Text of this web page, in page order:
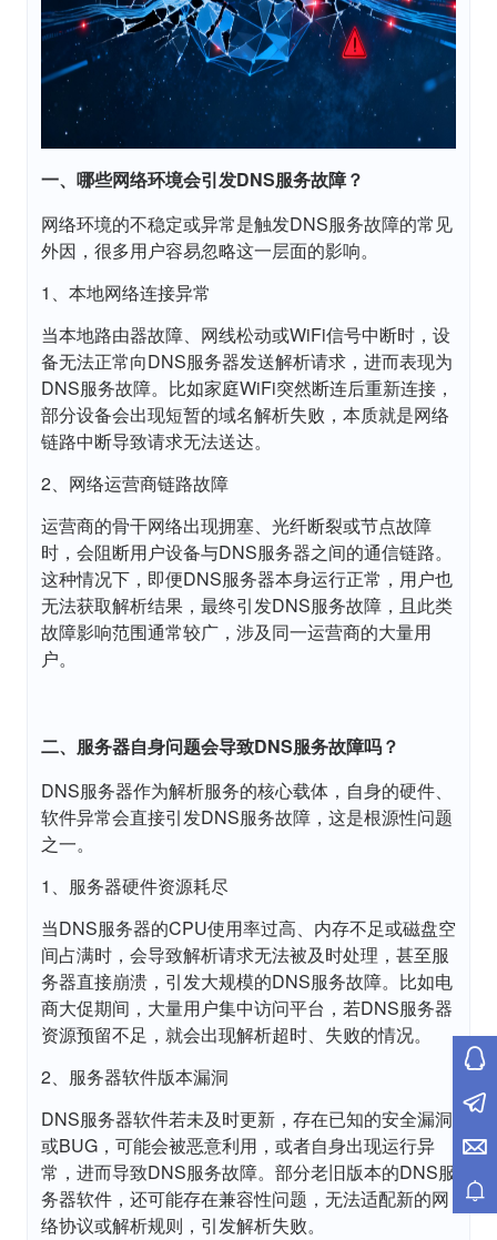
一、哪些网络环境会引发DNS服务故障？
网络环境的不稳定或异常是触发DNS服务故障的常见
外因，很多用户容易忽略这一层面的影响。
1、本地网络连接异常
当本地路由器故障、网线松动或WiFi信号中断时，设
备无法正常向DNS服务器发送解析请求，进而表现为
DNS服务故障。比如家庭WiFi突然断连后重新连接，
部分设备会出现短暂的域名解析失败，本质就是网络
链路中断导致请求无法送达。
2、网络运营商链路故障
运营商的骨干网络出现拥塞、光纤断裂或节点故障
时，会阻断用户设备与DNS服务器之间的通信链路。
这种情况下，即便DNS服务器本身运行正常，用户也
无法获取解析结果，最终引发DNS服务故障，且此类
故障影响范围通常较广，涉及同一运营商的大量用
户。
二、服务器自身问题会导致DNS服务故障吗？
DNS服务器作为解析服务的核心载体，自身的硬件、
软件异常会直接引发DNS服务故障，这是根源性问题
之一。
1、服务器硬件资源耗尽
当DNS服务器的CPU使用率过高、内存不足或磁盘空
间占满时，会导致解析请求无法被及时处理，甚至服
务器直接崩溃，引发大规模的DNS服务故障。比如电
商大促期间，大量用户集中访问平台，若DNS服务器
资源预留不足，就会出现解析超时、失败的情况。
2、服务器软件版本漏洞
DNS服务器软件若未及时更新，存在已知的安全漏洞
或BUG，可能会被恶意利用，或者自身出现运行异
常，进而导致DNS服务故障。部分老旧版本的DNS服
务器软件，还可能存在兼容性问题，无法适配新的网
络协议或解析规则，引发解析失败。